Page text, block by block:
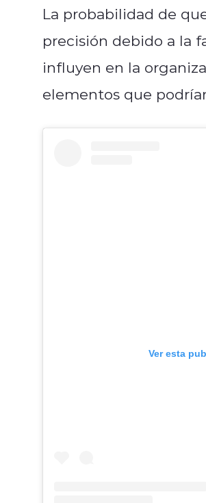
La probabilidad de
precisión debido a la
influyen en la
elementos que
Ver esta